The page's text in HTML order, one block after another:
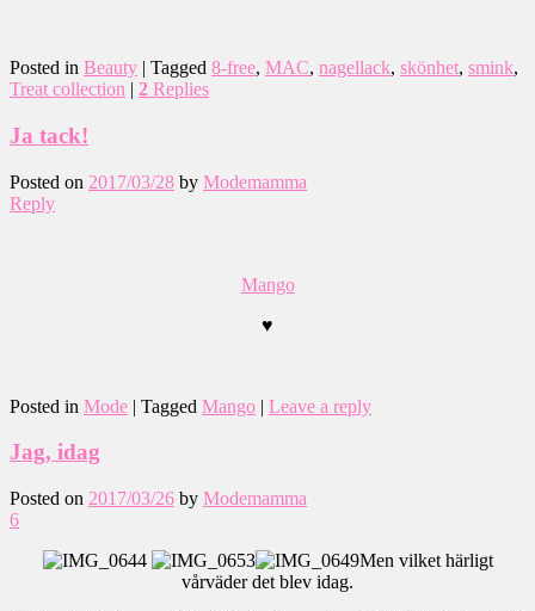
Posted in Beauty | Tagged 8-free, MAC, nagellack, skönhet, smink,
Treat collection | 2 Replies
Ja tack!
Posted on 2017/03/28 by Modemamma
Reply
Mango
♥
Posted in Mode | Tagged Mango | Leave a reply
Jag, idag
Posted on 2017/03/26 by Modemamma
6
Men vilket härligt
vårväder det blev idag.